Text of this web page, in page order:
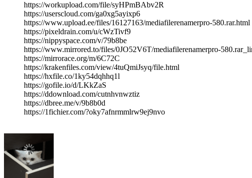
https://workupload.com/file/syHPmBAbv2R
https://userscloud.com/ga0xg5ayixp6
https://www.upload.ee/files/16127163/mediafilerenamerpro-580.rar.html
https://pixeldrain.com/u/cWzTivf9
https://nippyspace.com/v/79b8be
https://www.mirrored.to/files/0JO52V6T/mediafilerenamerpro-
https://mirrorace.org/m/6C72C
https://krakenfiles.com/view/4tuQmiJsyq/file.html
https://hxfile.co/1ky54dqhhq1l
https://gofile.io/d/LKkZaS
https://ddownload.com/cutnhvnwztiz
https://dbree.me/v/9b8b0d
https://1fichier.com/?oky7afnrmmlrw9ej9nvo